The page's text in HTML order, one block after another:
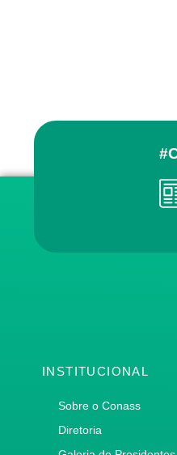
INSTITUCIONAL
Sobre o Conass
Diretoria